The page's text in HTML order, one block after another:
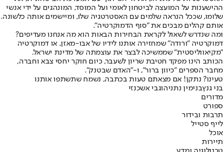
ההישענות על המועצה לביטחון לאומי ועל המוסד, המונהגים על ידי אנשי
שלומו, שככל הנראה שלמים עם האסטרטגיה שלו, ומיישמים אותה כלשונה.
אותם קהלים מבכים את "סוף הדמוקרטיה".
ומה שנדרש לשאול לקראת הבחירות הבאות הוא מה אנחנו מעדיפים?
דמוקרטיה "ורודה" שמחזירה אותנו לידיו של אבו-מאזן, או דמוקרטיה
"מקיאווליסטית" שממשיכה לבצר את עוצמתה של מדינת ישראל.
הכותב הינו מפקד חטיבת שריון לשעבר, כיום חוקר יחסי צבא וחברה,
מחבר הספרים "כיוון ברור", ו-"האדם שבטנק".
טעינו? נתקן! אם מצאתם טעות בכתבה, נשמח שתשתפו אותנו
בני גנץבנימין נתניהוגבי אשכנזי
מדורים
ספורט
תרבות ובידור
לייף סטייל
אוכל
תיירות